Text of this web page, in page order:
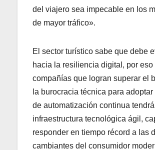
del viajero sea impecable en los
de mayor tráfico».
El sector turístico sabe que debe
hacia la resiliencia digital, por eso
compañías que logran superar el
la burocracia técnica para
de automatización continua
infraestructura tecnológica ágil,
responder en tiempo récord a las
cambiantes del consumidor